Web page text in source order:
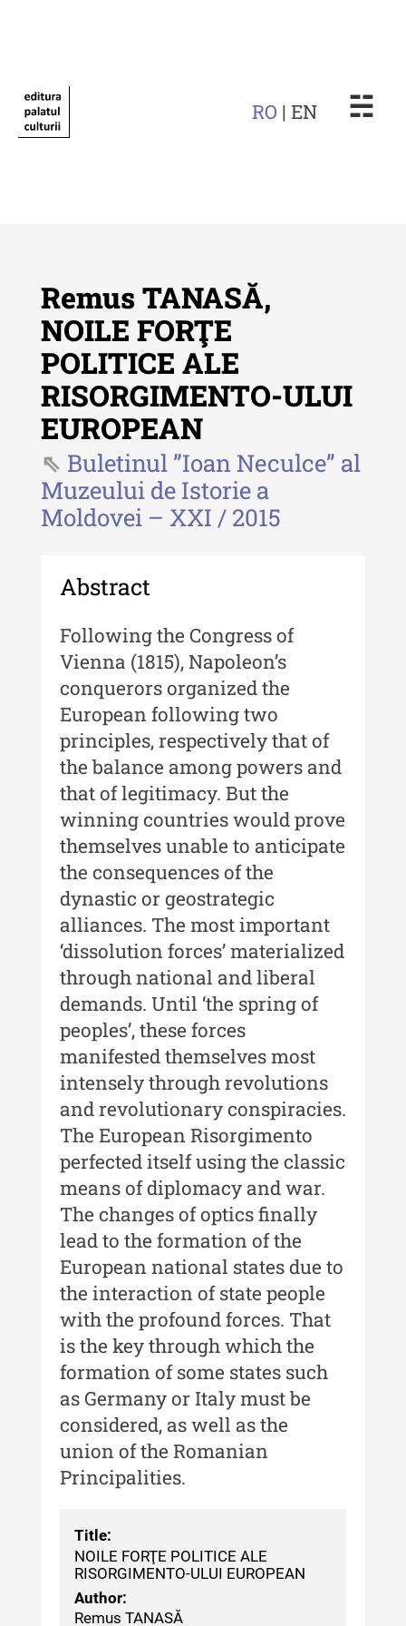
RO | EN ☵
Revista "Cercetări istorice"
Revista "Cercetări istorice" - XLIV
- 2025
Revista "Cercetări istorice" - XLIII
- 2024
Revista "Cercetări istorice" - XLII -
Indexul Complet
Buletinul ”Ioan Neculce” al Muzeului
de Istorie a Moldovei
Buletinul ”Ioan Neculce” al
Muzeului de Istorie a Moldovei -
XXIV / 2018
Buletinul ”Ioan Neculce” al
Muzeului de Istorie a Moldovei -
XXIII / 2017
Buletinul ”Ioan Neculce” al
Muzeului de Istorie a Moldovei -
XXII / 2016
Indexul Complet
Anuarul Muzeului Etnografic al
Moldovei
Anuarul Muzeului Etnografic al
Moldovei - XXII / 2022
Anuarul Muzeului Etnografic al
Moldovei - XXI / 2021
Anuarul Muzeului Etnografic al
Moldovei - XX / 2020
Indexul Complet
Buletinul Muzeului Științei și
Tehnicii ”Ștefan Procopiu”
Buletinul Muzeului Științei și
Tehnicii ”Ștefan Procopiu” - An
XV / Nr. 15 / 2021
Buletinul Muzeului Științei și
Tehnicii ”Ștefan Procopiu” - An
XIV / Nr. 14 / 2020
Buletinul Muzeului Științei și
Tehnicii ”Ștefan Procopiu” - An
Indexul Complet
Buletinul Centrului de Cercetare și
Conservare-Restaurare a
Remus TANASĂ,
NOILE FORŢE
POLITICE ALE
RISORGIMENTO-ULUI
EUROPEAN
Buletinul ”Ioan Neculce” al
Muzeului de Istorie a
Moldovei – XXI / 2015
Abstract
Following the Congress of
Vienna (1815), Napoleon’s
conquerors organized the
European following two
principles, respectively that of
the balance among powers and
that of legitimacy. But the
winning countries would prove
themselves unable to anticipate
the consequences of the
dynastic or geostrategic
alliances. The most important
‘dissolution forces’ materialized
through national and liberal
demands. Until ‘the spring of
peoples’, these forces
manifested themselves most
intensely through revolutions
and revolutionary conspiracies.
The European Risorgimento
perfected itself using the classic
means of diplomacy and war.
The changes of optics finally
lead to the formation of the
European national states due to
the interaction of state people
with the profound forces. That
is the key through which the
formation of some states such
as Germany or Italy must be
considered, as well as the
union of the Romanian
Principalities.
Title:
NOILE FORŢE POLITICE ALE
RISORGIMENTO-ULUI EUROPEAN
Author:
Remus TANASĂ